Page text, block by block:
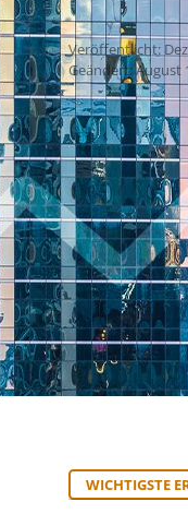
Veröffentlicht:
Geändert: August
WICHTIGSTE